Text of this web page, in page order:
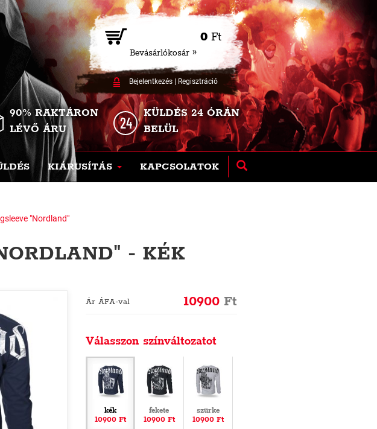
0 Ft
Bevásárlókosár »
Bejelentkezés| Regisztráció
90% RAKTÁRON
LÉVŐ ÁRU
KÜLDÉS 24 ÓRÁN
BELÜL
KIÁRUSÍTÁS KAPCSOLATOK
"Nordland"
- KÉK
Ár ÁFA-val 10900 Ft
Válasszon színváltozatot
kék
10900 Ft
fekete
10900 Ft
szürke
10900 Ft